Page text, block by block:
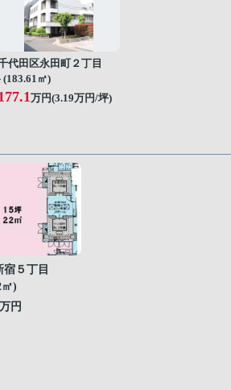
代田区永田町２丁目
(183.61㎡)
万円(3.19万円/坪)
宿５丁目
)
万円